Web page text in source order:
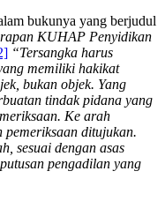
bukunya yang berjudul
KUHAP Penyidikan
“Tersangka harus
memiliki hakikat
bukan objek. Yang
tindak pidana yang
Ke arah
ditujukan.
sesuai dengan asas
pengadilan yang